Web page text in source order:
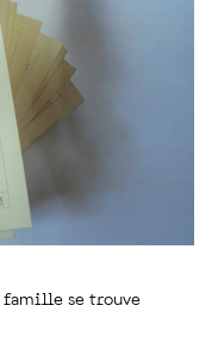
se trouve